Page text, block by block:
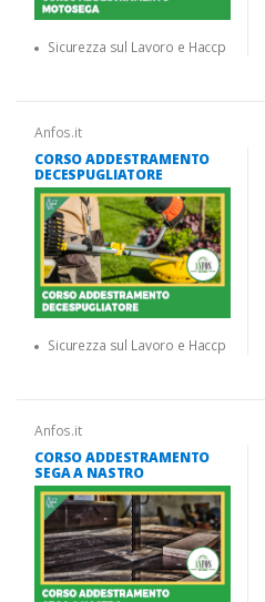
Sicurezza sul Lavoro e Haccp
Anfos.it
CORSO ADDESTRAMENTO
DECESPUGLIATORE
Sicurezza sul Lavoro e Haccp
Anfos.it
CORSO ADDESTRAMENTO
SEGA A NASTRO